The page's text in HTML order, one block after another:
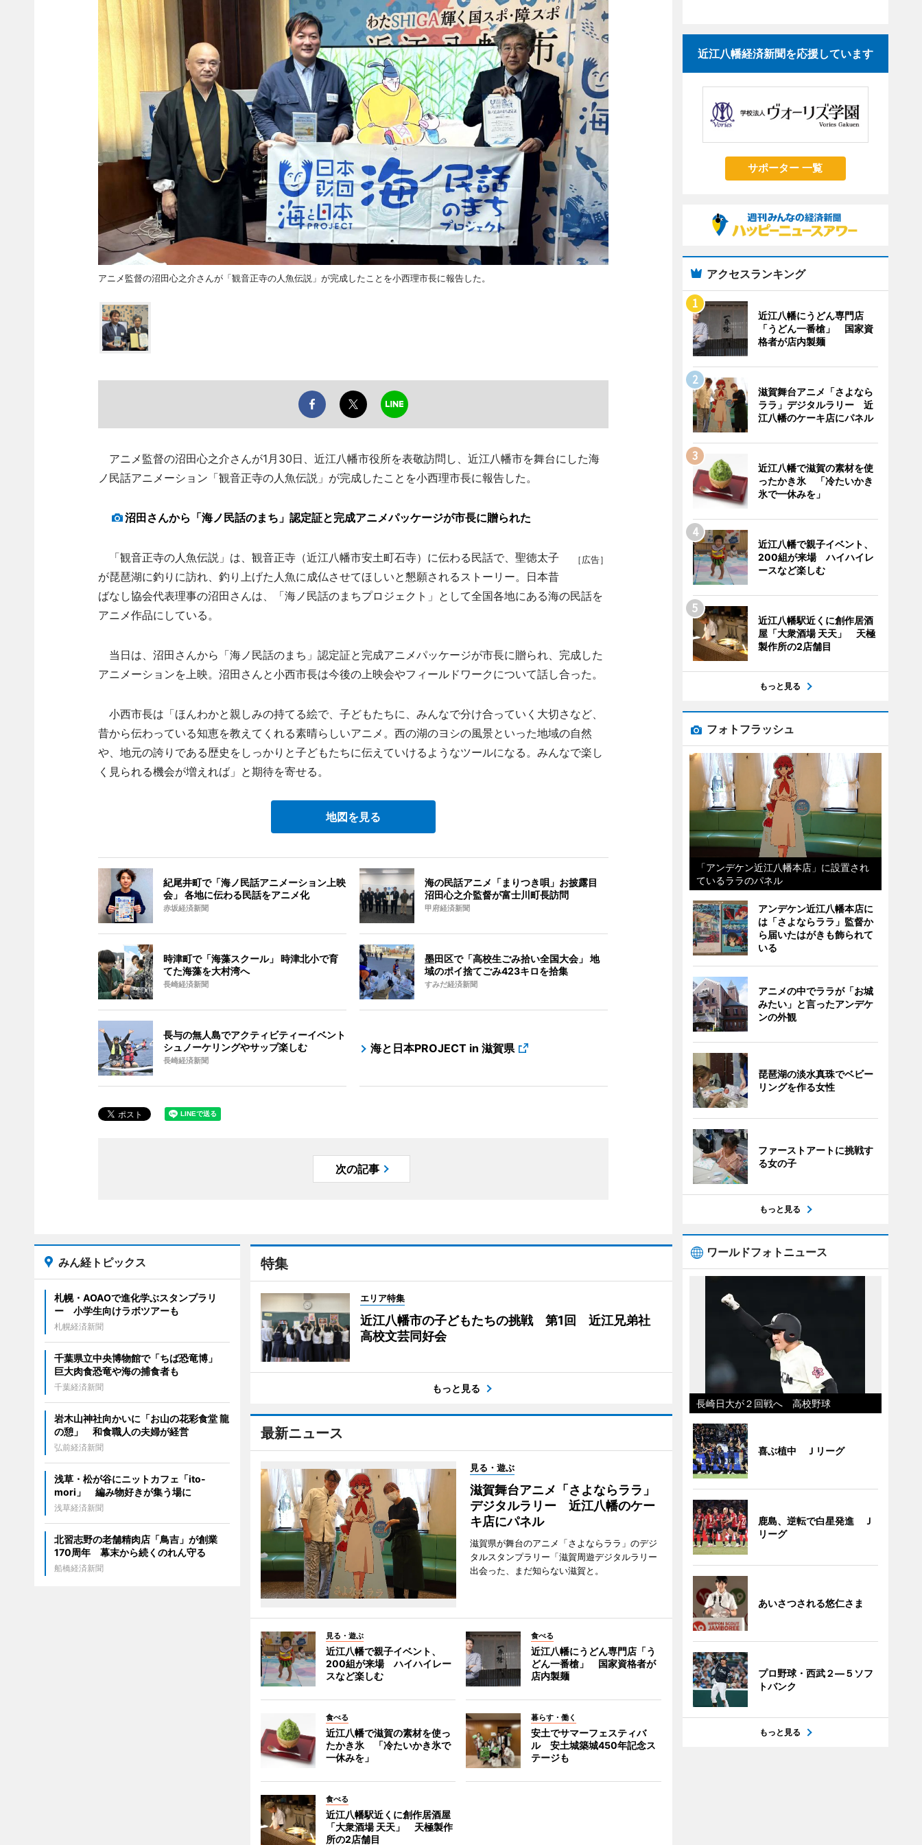
アニメ監督の沼田心之介さんが「観音正寺の人魚伝説」が完成したことを小西理市長に報告した。
アニメ監督の沼田心之介さんが1月30日、近江八幡市役所を表敬訪問し、近江八幡市を舞台にした海
ノ民話アニメーション「観音正寺の人魚伝説」が完成したことを小西理市長に報告した。
沼田さんから「海ノ民話のまち」認定証と完成アニメパッケージが市長に贈られた
［広告］
「観音正寺の人魚伝説」は、観音正寺（近江八幡市安土町石寺）に伝わる民話で、聖徳太子
が琵琶湖に釣りに訪れ、釣り上げた人魚に成仏させてほしいと懇願されるストーリー。日本昔
ばなし協会代表理事の沼田さんは、「海ノ民話のまちプロジェクト」として全国各地にある海の民話を
アニメ作品にしている。
当日は、沼田さんから「海ノ民話のまち」認定証と完成アニメパッケージが市長に贈られ、完成した
アニメーションを上映。沼田さんと小西市長は今後の上映会やフィールドワークについて話し合った。
小西市長は「ほんわかと親しみの持てる絵で、子どもたちに、みんなで分け合っていく大切さなど、
昔から伝わっている知恵を教えてくれる素晴らしいアニメ。西の湖のヨシの風景といった地域の自然
や、地元の誇りである歴史をしっかりと子どもたちに伝えていけるようなツールになる。みんなで楽し
く見られる機会が増えれば」と期待を寄せる。
地図を見る
紀尾井町で「海ノ民話アニメーション上映
会」 各地に伝わる民話をアニメ化
赤坂経済新聞
海の民話アニメ「まりつき唄」お披露目
沼田心之介監督が富士川町長訪問
甲府経済新聞
時津町で「海藻スクール」 時津北小で育
てた海藻を大村湾へ
長崎経済新聞
墨田区で「高校生ごみ拾い全国大会」 地
域のポイ捨てごみ423キロを拾集
すみだ経済新聞
長与の無人島でアクティビティーイベント
シュノーケリングやサップ楽しむ
長崎経済新聞
海と日本PROJECT in 滋賀県
次の記事
特集
エリア特集
近江八幡市の子どもたちの挑戦 第1回 近江兄弟社
高校文芸同好会
もっと見る
最新ニュース
見る・遊ぶ
滋賀舞台アニメ「さよならララ」
デジタルラリー 近江八幡のケー
キ店にパネル
滋賀県が舞台のアニメ「さよならララ」のデジ
タルスタンプラリー「滋賀周遊デジタルラリー
出会った、まだ知らない滋賀と。
見る・遊ぶ
近江八幡で親子イベント、
200組が来場 ハイハイレー
スなど楽しむ
食べる
近江八幡にうどん専門店「う
どん一番槍」 国家資格者が
店内製麺
食べる
近江八幡で滋賀の素材を使っ
たかき氷 「冷たいかき氷で
一休みを」
暮らす・働く
安土でサマーフェスティバ
ル 安土城築城450年記念ス
テージも
食べる
近江八幡駅近くに創作居酒屋
「大衆酒場 天天」 天極製作
所の2店舗目
みん経トピックス
札幌・AOAOで進化学ぶスタンプラリ
ー 小学生向けラボツアーも
札幌経済新聞
千葉県立中央博物館で「ちば恐竜博」
巨大肉食恐竜や海の捕食者も
千葉経済新聞
岩木山神社向かいに「お山の花彩食堂 龍
の憩」 和食職人の夫婦が経営
弘前経済新聞
浅草・松が谷にニットカフェ「ito-
mori」 編み物好きが集う場に
浅草経済新聞
北習志野の老舗精肉店「鳥吉」が創業
170周年 幕末から続くのれん守る
船橋経済新聞
近江八幡経済新聞を応援しています
サポーター 一覧
アクセスランキング
近江八幡にうどん専門店
「うどん一番槍」 国家資
格者が店内製麺
滋賀舞台アニメ「さよなら
ララ」デジタルラリー 近
江八幡のケーキ店にパネル
近江八幡で滋賀の素材を使
ったかき氷 「冷たいかき
氷で一休みを」
近江八幡で親子イベント、
200組が来場 ハイハイレ
ースなど楽しむ
近江八幡駅近くに創作居酒
屋「大衆酒場 天天」 天極
製作所の2店舗目
もっと見る
フォトフラッシュ
「アンデケン近江八幡本店」に設置され
ているララのパネル
アンデケン近江八幡本店に
は「さよならララ」監督か
ら届いたはがきも飾られて
いる
アニメの中でララが「お城
みたい」と言ったアンデケ
ンの外観
琵琶湖の淡水真珠でベビー
リングを作る女性
ファーストアートに挑戦す
る女の子
もっと見る
ワールドフォトニュース
長崎日大が２回戦へ 高校野球
喜ぶ植中 Ｊリーグ
鹿島、逆転で白星発進 Ｊ
リーグ
あいさつされる悠仁さま
プロ野球・西武２―５ソフ
トバンク
もっと見る